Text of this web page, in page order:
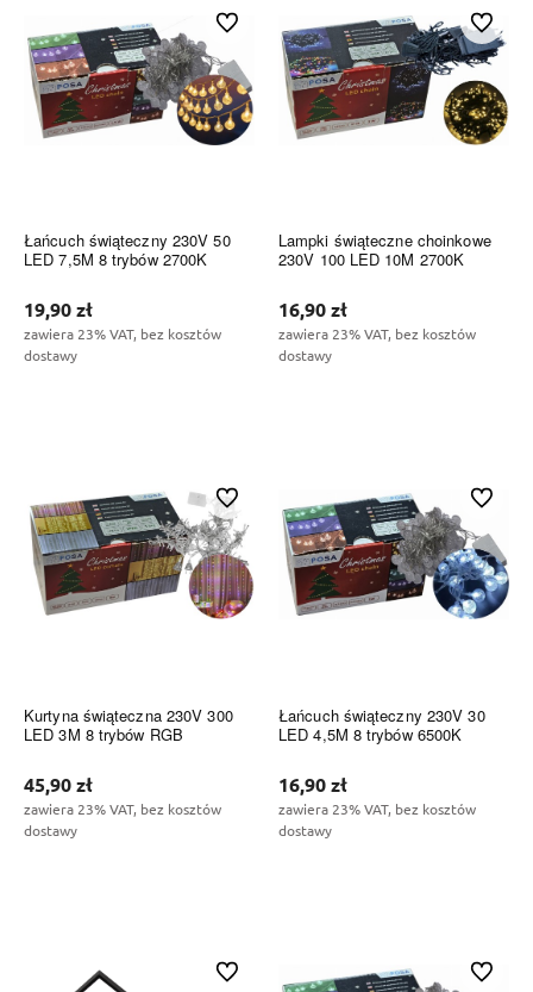
Łańcuch świąteczny 230V 50
LED 7,5M 8 trybów 2700K
19,90 zł
zawiera 23% VAT, bez kosztów
dostawy
Do ulubionych
Lampki świąteczne choinkowe
230V 100 LED 10M 2700K
16,90 zł
zawiera 23% VAT, bez kosztów
dostawy
Do
Kurtyna świąteczna 230V 300
LED 3M 8 trybów RGB
45,90 zł
zawiera 23% VAT, bez kosztów
dostawy
Do ulubionych
Łańcuch świąteczny 230V 30
LED 4,5M 8 trybów 6500K
16,90 zł
zawiera 23% VAT, bez kosztów
dostawy
Do
Do ulubionych Do